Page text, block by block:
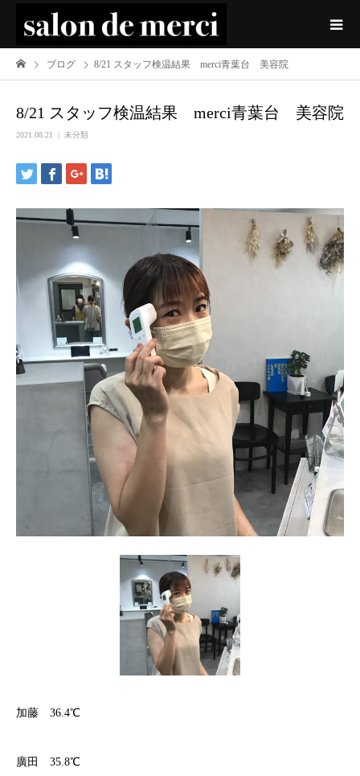
ブログ 8/21 スタッフ検温結果 merci青葉台 美容院
8/21 スタッフ検温結果 merci青葉台 美容院
2021.08.21 未分類
加藤 36.4℃
廣田 35.8℃